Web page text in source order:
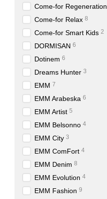
Come-for Regeneration
Come-for Relax 8
Come-for Smart Kids 2
DORMISAN 6
Dotinem 6
Dreams Hunter 3
EMM 7
EMM Arabeska 6
EMM Artist 5
EMM Belsonno 4
EMM City 3
EMM ComFort 4
EMM Denim 8
EMM Evolution 4
EMM Fashion 9